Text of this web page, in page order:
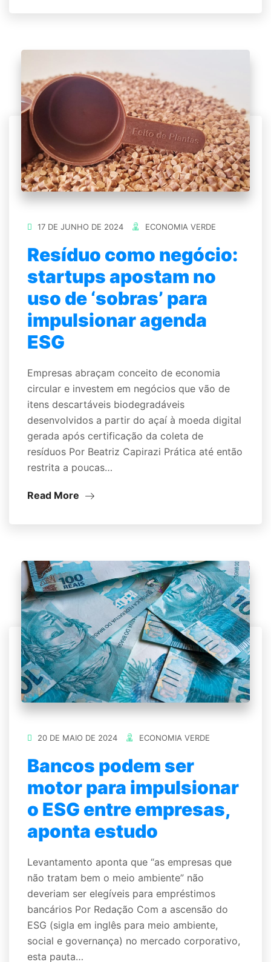
17 DE JUNHO DE 2024 ECONOMIA VERDE
Resíduo como negócio:
startups apostam no
uso de ‘sobras’ para
impulsionar agenda
ESG
Empresas abraçam conceito de economia
circular e investem em negócios que vão de
itens descartáveis biodegradáveis
desenvolvidos a partir do açaí à moeda digital
gerada após certificação da coleta de
resíduos Por Beatriz Capirazi Prática até então
restrita a poucas…
Read More
20 DE MAIO DE 2024 ECONOMIA VERDE
Bancos podem ser
motor para impulsionar
o ESG entre empresas,
aponta estudo
Levantamento aponta que “as empresas que
não tratam bem o meio ambiente” não
deveriam ser elegíveis para empréstimos
bancários Por Redação Com a ascensão do
ESG (sigla em inglês para meio ambiente,
social e governança) no mercado corporativo,
esta pauta…